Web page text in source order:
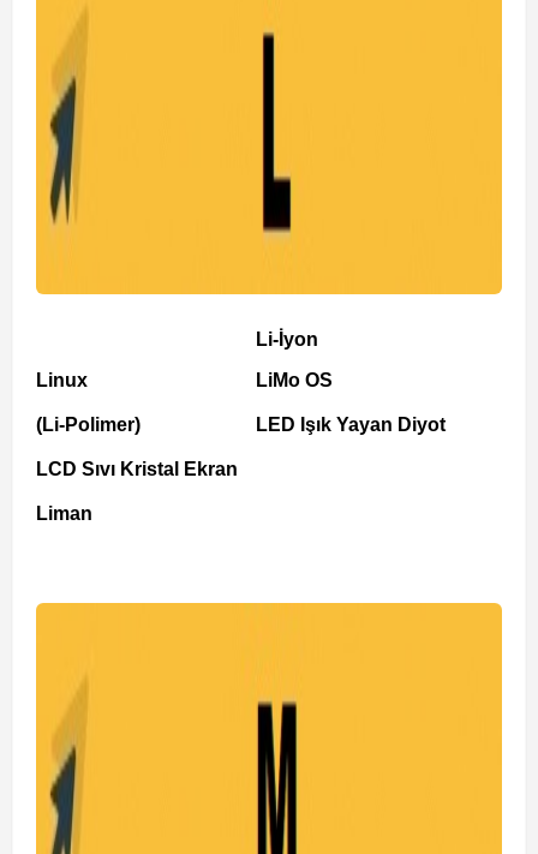
Linux
(Li-Polimer)
LCD Sıvı Kristal Ekran
Liman
Li-İyon
LiMo OS
LED Işık Yayan Diyot